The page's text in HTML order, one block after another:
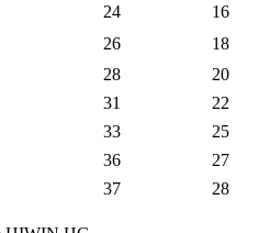
24
16
26
18
28
20
31
22
33
25
36
27
37
28